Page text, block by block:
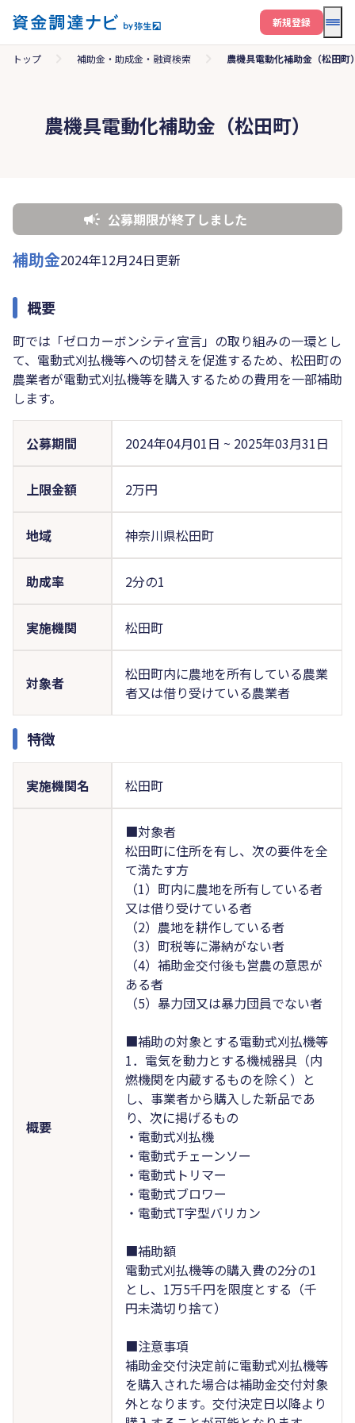
メ
新規登録
トップ 補助金・助成金・融資検索 農機具電動化補助金（松田町
農機具電動化補助金（松田町）
公募期限が終了しました
補助金2024年12月24日更新
概要
町では「ゼロカーボンシティ宣言」の取り組みの一環とし
て、電動式刈払機等への切替えを促進するため、松田町の
農業者が電動式刈払機等を購入するための費用を一部補助
します。
公募期間 2024年04月01日 ~ 2025年03月31日
上限金額 2万円
地域 神奈川県松田町
助成率 2分の1
実施機関 松田町
対象者
松田町内に農地を所有している農業
者又は借り受けている農業者
特徴
実施機関名 松田町
概要
■対象者
松田町に住所を有し、次の要件を全
て満たす方
（1）町内に農地を所有している者
又は借り受けている者
（2）農地を耕作している者
（3）町税等に滞納がない者
（4）補助金交付後も営農の意思が
ある者
（5）暴力団又は暴力団員でない者
■補助の対象とする電動式刈払機等
1．電気を動力とする機械器具（内
燃機関を内蔵するものを除く）と
し、事業者から購入した新品であ
り、次に掲げるもの
・電動式刈払機
・電動式チェーンソー
・電動式トリマー
・電動式ブロワー
・電動式T字型バリカン
■補助額
電動式刈払機等の購入費の2分の1
とし、1万5千円を限度とする（千
円未満切り捨て）
■注意事項
補助金交付決定前に電動式刈払機等
を購入された場合は補助金交付対象
外となります。交付決定日以降より